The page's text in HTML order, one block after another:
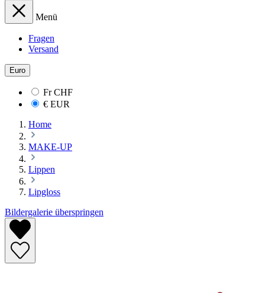
Menü
Fragen
Versand
Euro
FrCHF
€ EUR
Home
MAKE-UP
Lippen
Lipgloss
Bildergalerie überspringen